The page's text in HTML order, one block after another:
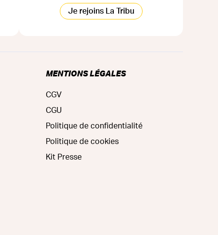
Je rejoins La Tribu
MENTIONS LÉGALES
CGV
CGU
Politique de confidentialité
Politique de cookies
Kit Presse